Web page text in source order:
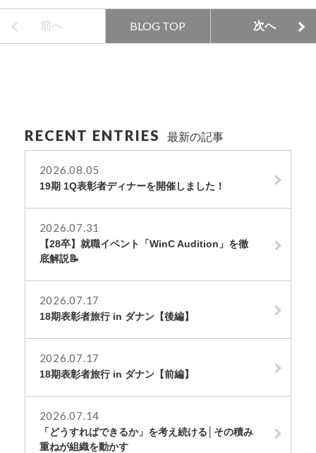
前へ BLOG TOP 次へ
RECENT ENTRIES 最新の記事
2026.08.05
19期 1Q表彰者ディナーを開催しました！
2026.07.31
【28卒】就職イベント「WinC Audition」を徹
底解説📝
2026.07.17
18期表彰者旅行 in ダナン【後編】
2026.07.17
18期表彰者旅行 in ダナン【前編】
2026.07.14
「どうすればできるか」を考え続ける│その積み
重ねが組織を動かす